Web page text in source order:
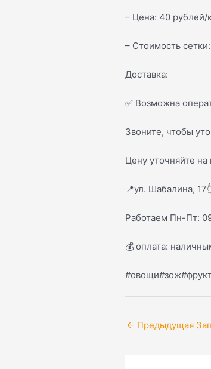
– Цена: 40 рублей/
– Стоимость
Доставка:
✅ Возможна
Звоните, чтобы
Цену уточняйте
📍ул. Шабалина, 17
Работаем Пн-Пт:
💰 оплата:
← Предыдущая